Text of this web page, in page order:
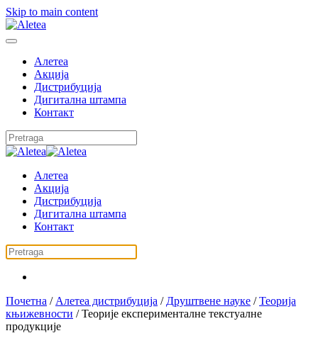
Skip to main content
Алетеа
Акција
Дистрибуција
Дигитална штампа
Контакт
Алетеа
Акција
Дистрибуција
Дигитална штампа
Контакт
Почетна / Алетеа дистрибуција / Друштвене науке /Теорија
књижевности / Теорије експерименталне текстуалне
продукције